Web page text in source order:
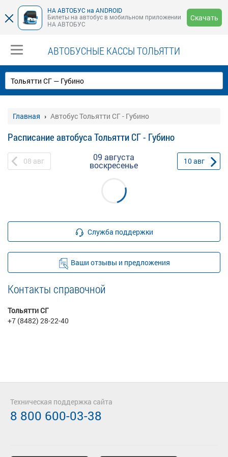
НА АВТОБУС на ANDROID
Билеты на автобус в мобильном приложении
НА АВТОБУС
Скачать
АВТОБУСНЫЕ КАССЫ ТОЛЬЯТТИ
Главная Автобус Тольятти СГ - Губино
Расписание автобуса Тольятти СГ - Губино
08 авг 09 августа
воскресенье 10авг
Служба поддержки
Ваши отзывы и предложения
Контакты справочной
Тольятти СГ
+7 (8482) 28-22-40
Техническая поддержка сайта
8 800 600-03-38